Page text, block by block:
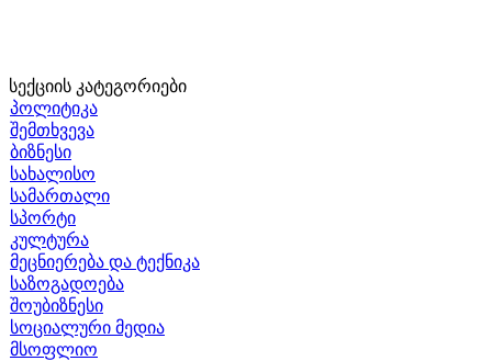
სექციის კატეგორიები
პოლიტიკა
შემთხვევა
ბიზნესი
სახალისო
სამართალი
სპორტი
კულტურა
მეცნიერება და ტექნიკა
საზოგადოება
შოუბიზნესი
სოციალური მედია
მსოფლიო